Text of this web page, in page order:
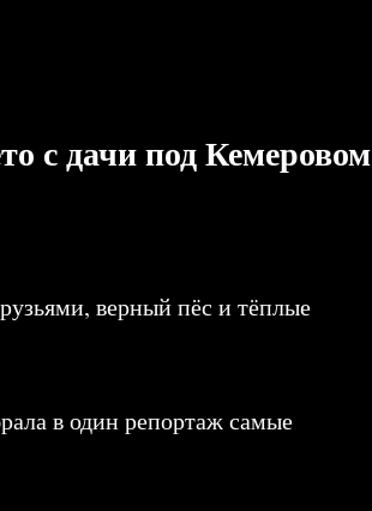
с дачи под Кемеровом
верный пёс и тёплые
в один репортаж самые